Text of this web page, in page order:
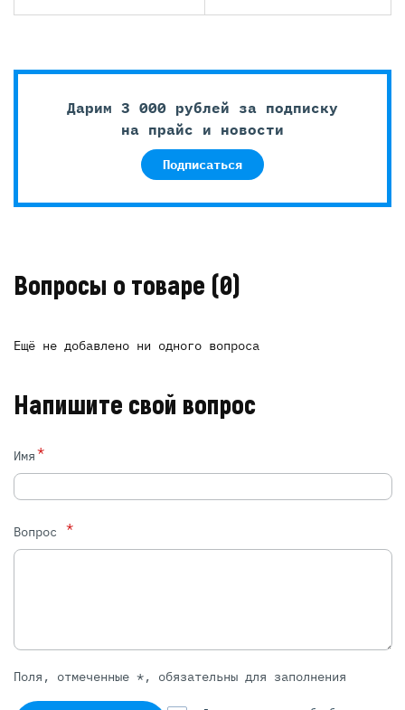
Дарим 3 000 рублей за подписку
на прайс и новости
Подписаться
Вопросы о товаре (0)
Ещё не добавлено ни одного вопроса
Напишите свой вопрос
Имя*
Вопрос *
Поля, отмеченные *, обязательны для заполнения